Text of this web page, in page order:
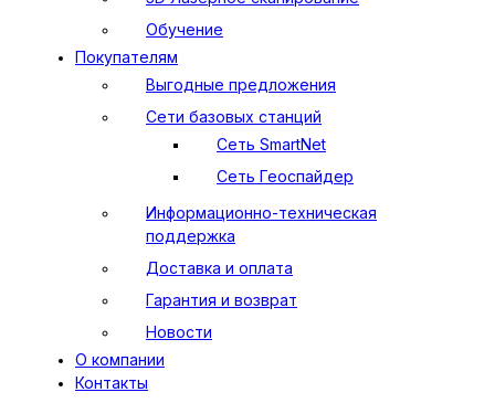
Обучение
Покупателям
Выгодные предложения
Сети базовых станций
Сеть SmartNet
Сеть Геоспайдер
Информационно-техническая
поддержка
Доставка и оплата
Гарантия и возврат
Новости
О компании
Контакты